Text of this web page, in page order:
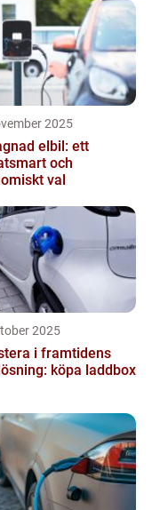
2025
elbil: ett
och
val
2025
i framtidens
köpa laddbox